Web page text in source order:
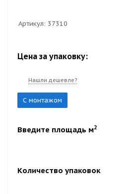
Артикул: 37310
Цена за упаковку:
Нашли дешевле?
С монтажом
Введите площадь м2
Количество упаковок